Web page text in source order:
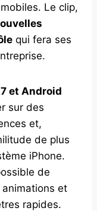
Le clip,
qui fera ses
et Android
sur des
et,
de plus
iPhone.
de
et
rapides.